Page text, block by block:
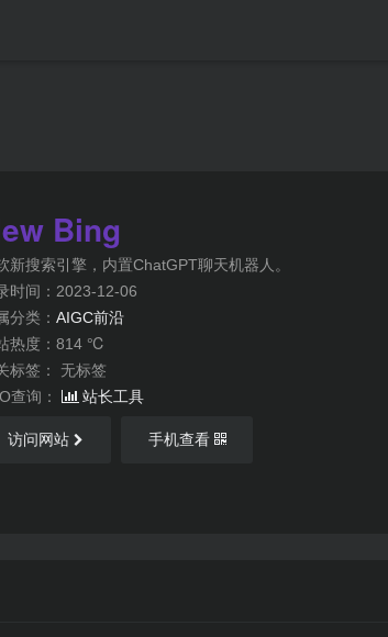
Bing
新搜索引擎，内置ChatGPT聊天机器人。
时间：2023-12-06
分类： AIGC前沿
热度：814 ℃
标签： 无标签
查询：
站长工具
访问网站 手机查看